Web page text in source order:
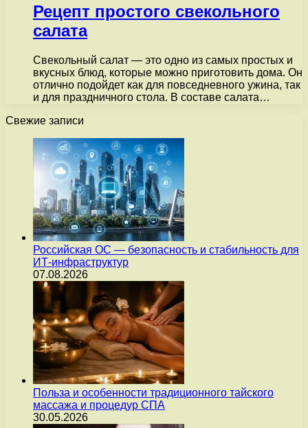
Рецепт простого свекольного
салата
Свекольный салат — это одно из самых простых и
вкусных блюд, которые можно приготовить дома. Он
отлично подойдет как для повседневного ужина, так
и для праздничного стола. В составе салата…
Свежие записи
Российская ОС — безопасность и стабильность для
ИТ-инфраструктур
07.08.2026
Польза и особенности традиционного тайского
массажа и процедур СПА
30.05.2026